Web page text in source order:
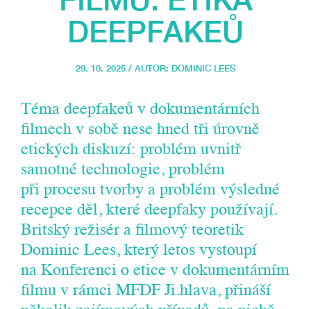
DEEPFAKEŮ
29. 10. 2025 / AUTOR: DOMINIC LEES
Téma deepfakeů v dokumentárních
filmech v sobě nese hned tři úrovně
etických diskuzí: problém uvnitř
samotné technologie, problém
při procesu tvorby a problém výsledné
recepce děl, které deepfaky používají.
Britský režisér a filmový teoretik
Dominic Lees, který letos vystoupí
na Konferenci o etice v dokumentárním
filmu v rámci MFDF Ji.hlava, přináší